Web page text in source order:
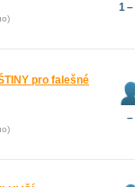
1
pro falešné
–